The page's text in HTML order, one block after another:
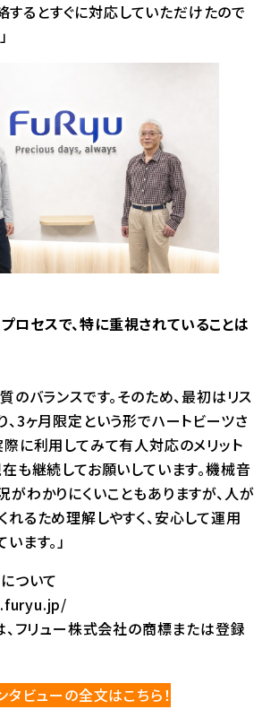
るとすぐに対応していただけたので
セスで、特に重視されていることは
のバランスです。そのため、最初はリス
3ヶ月限定という形でハートビーツさ
際に利用してみて有人対応のメリット
も継続してお願いしています。機械音
わかりにくいこともありますが、人が
るため理解しやすく、安心して運用
ます。」
ついて
、フリュー株式会社の商標または登録
タビューの全文はこちら！